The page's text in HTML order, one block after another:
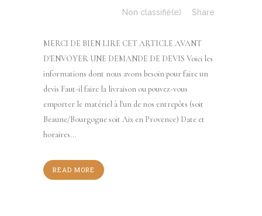
Non classifié(e) Share
MERCI DE BIEN LIRE CET ARTICLE AVANT
D'ENVOYER UNE DEMANDE DE DEVIS Voici les
informations dont nous avons besoin pour faire un
devis Faut-il faire la livraison ou pouvez-vous
emporter le matériel à l'un de nos entrepôts (soit
Beaune/Bourgogne soit Aix en Provence) Date et
horaires...
READ MORE